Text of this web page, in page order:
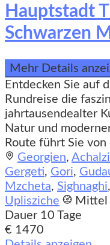
Hauptstadt
Schwarzen
Mehr Details
Entdecken Sie auf
Rundreise die
jahrtausendealter
Natur und
Route führt Sie von
Georgien,
Gergeti, Gori,
Mzcheta, Sighnaghi,
Uplisziche
Mittel
Dauer 10 Tage
€ 1470